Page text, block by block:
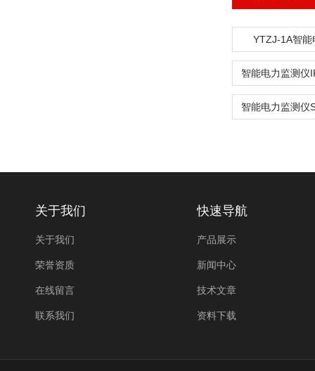
YTZJ-1A智能
关于我们
关于我们
荣誉资质
在线留言
联系我们
快速导航
产品展示
新闻中心
技术文章
资料下载